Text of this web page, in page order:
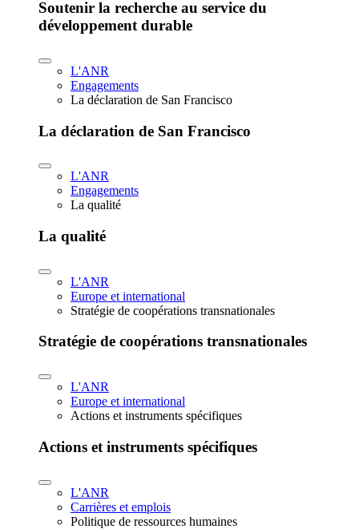
Soutenir la recherche au service du
développement durable
L'ANR
Engagements
La déclaration de San Francisco
La déclaration de San Francisco
L'ANR
Engagements
La qualité
La qualité
L'ANR
Europe et international
Stratégie de coopérations transnationales
Stratégie de coopérations transnationales
L'ANR
Europe et international
Actions et instruments spécifiques
Actions et instruments spécifiques
L'ANR
Carrières et emplois
Politique de ressources humaines